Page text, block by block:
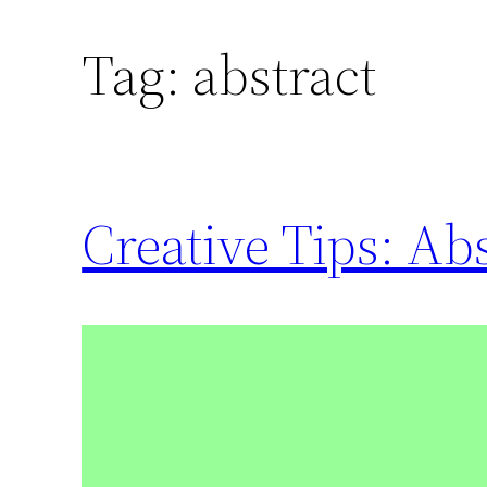
Tag: abstract
Creative Tips: